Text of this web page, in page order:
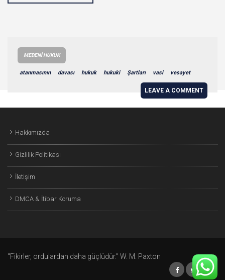
MEDENI HUKUK
atanmasının davası hukuk hukuki Şartları vasi vesayet
LEAVE A COMMENT
Hakkımızda
Gizlilik Politikası
İletişim
DMCA & İtibar Koruma
"Fikirler, ordulardan daha güçlüdür." W. M. Paxton